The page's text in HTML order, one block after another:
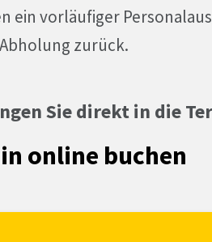
ein vorläufiger
zurück.
Sie direkt in die
online buchen